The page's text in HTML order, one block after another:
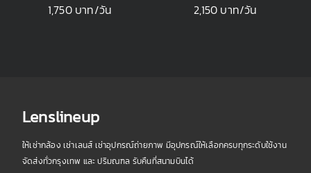
1,750 บาท/วัน 2,150 บาท/วัน
Lenslineup
ให้เช่ากล้อง เช่าเลนส์ เช่าอุปกรณ์ถ่ายภาพ มีอุปกรณ์ให้เลือกครบทุกระดับใช้งาน
จัดส่งทั่วกรุงเทพ และ ปริมณฑล รับคืนที่สนามบินได้